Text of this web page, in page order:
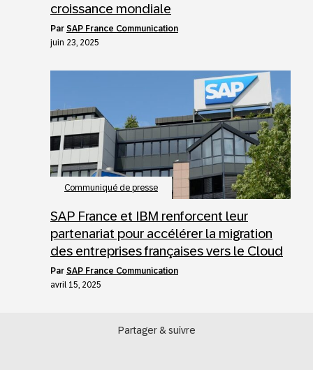
croissance mondiale
par SAP France Communication
juin 23, 2025
Communiqué de presse
SAP France et IBM renforcent leur
partenariat pour accélérer la migration
des entreprises françaises vers le Cloud
par SAP France Communication
avril 15, 2025
Partager & suivre